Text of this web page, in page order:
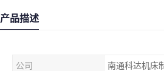
产品描述
公司 南通科达机床